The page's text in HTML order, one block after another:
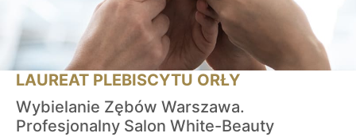
LAUREAT PLEBISCYTU ORŁY
Wybielanie Zębów Warszawa.
Profesjonalny Salon White-Beauty